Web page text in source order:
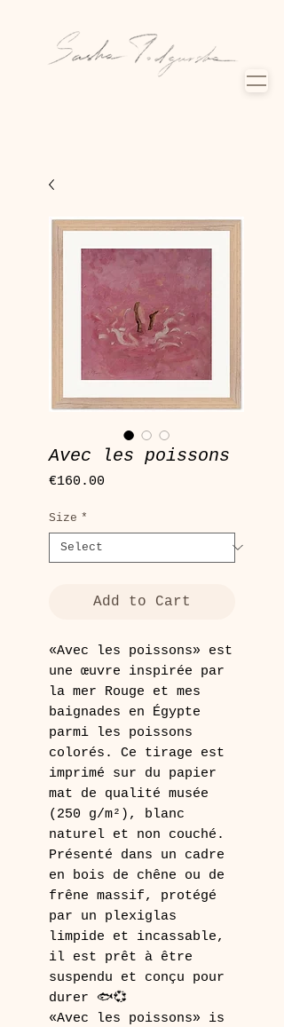
Avec les poissons
€160.00
Size *
Add to Cart
«Avec les poissons» est
une œuvre inspirée par
la mer Rouge et mes
baignades en Égypte
parmi les poissons
colorés. Ce tirage est
imprimé sur du papier
mat de qualité musée
(250 g/m²), blanc
naturel et non couché.
Présenté dans un cadre
en bois de chêne ou de
frêne massif, protégé
par un plexiglas
limpide et incassable,
il est prêt à être
suspendu et conçu pour
durer 🐟💞
«Avec les poissons» is